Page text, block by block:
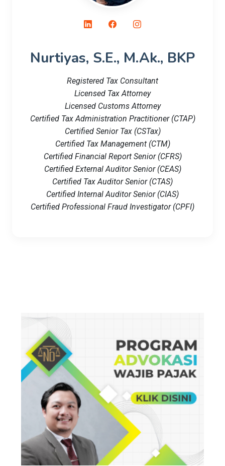
Nurtiyas, S.E., M.Ak., BKP
Registered Tax Consultant
Licensed Tax Attorney
Licensed Customs Attorney
Certified Tax Administration Practitioner (CTAP)
Certified Senior Tax (CSTax)
Certified Tax Management (CTM)
Certified Financial Report Senior (CFRS)
Certified External Auditor Senior (CEAS)
Certified Tax Auditor Senior (CTAS)
Certified Internal Auditor Senior (CIAS)
Certified Professional Fraud Investigator (CPFI)